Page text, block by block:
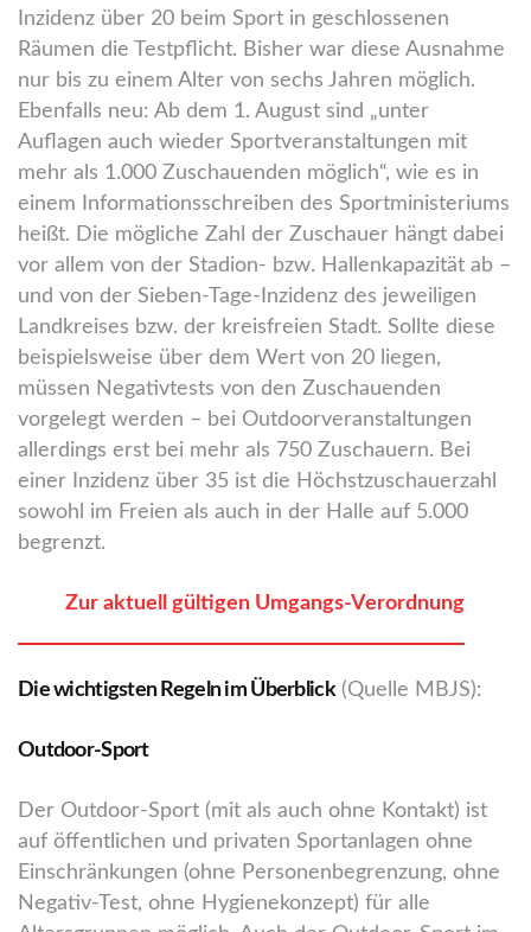
Inzidenz über 20 beim Sport in geschlossenen
Räumen die Testpflicht. Bisher war diese Ausnahme
nur bis zu einem Alter von sechs Jahren möglich.
Ebenfalls neu: Ab dem 1. August sind „unter
Auflagen auch wieder Sportveranstaltungen mit
mehr als 1.000 Zuschauenden möglich“, wie es in
einem Informationsschreiben des Sportministeriums
heißt. Die mögliche Zahl der Zuschauer hängt dabei
vor allem von der Stadion- bzw. Hallenkapazität ab –
und von der Sieben-Tage-Inzidenz des jeweiligen
Landkreises bzw. der kreisfreien Stadt. Sollte diese
beispielsweise über dem Wert von 20 liegen,
müssen Negativtests von den Zuschauenden
vorgelegt werden – bei Outdoorveranstaltungen
allerdings erst bei mehr als 750 Zuschauern. Bei
einer Inzidenz über 35 ist die Höchstzuschauerzahl
sowohl im Freien als auch in der Halle auf 5.000
begrenzt.
Zur aktuell gültigen Umgangs-Verordnung
Die wichtigsten Regeln im Überblick(Quelle MBJS):
Outdoor-Sport
Der Outdoor-Sport (mit als auch ohne Kontakt) ist
auf öffentlichen und privaten Sportanlagen ohne
Einschränkungen (ohne Personenbegrenzung, ohne
Negativ-Test, ohne Hygienekonzept) für alle